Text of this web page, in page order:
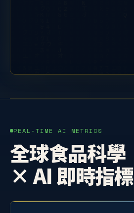
REAL-TIME AI METRICS
全球食品科學
× AI 即時指標